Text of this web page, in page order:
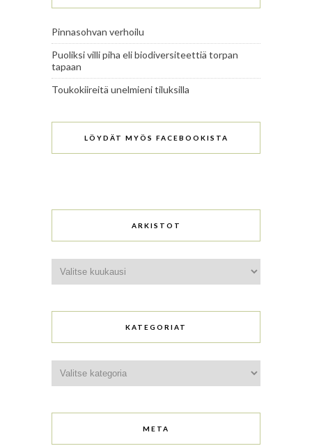
Pinnasohvan verhoilu
Puoliksi villi piha eli biodiversiteettiä torpan
tapaan
Toukokiireitä unelmieni tiluksilla
LÖYDÄT MYÖS FACEBOOKISTA
ARKISTOT
KATEGORIAT
META